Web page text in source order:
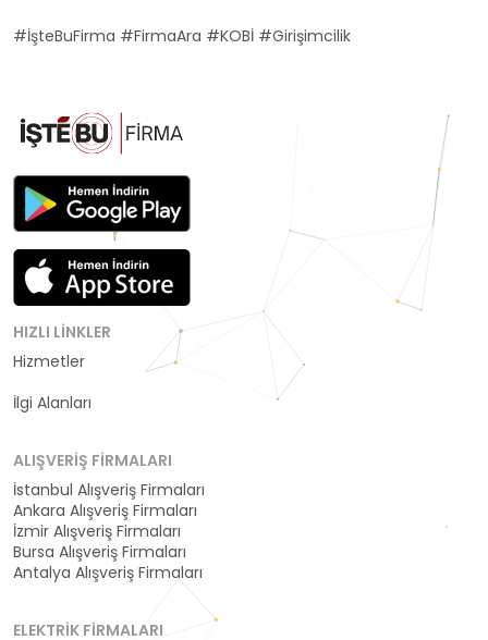
#İşteBuFirma #FirmaAra #KOBİ #Girişimcilik
HIZLI LINKLER
Hizmetler
İlgi Alanları
ALIŞVERIŞ FIRMALARI
İstanbul Alışveriş Firmaları
Ankara Alışveriş Firmaları
İzmir Alışveriş Firmaları
Bursa Alışveriş Firmaları
Antalya Alışveriş Firmaları
ELEKTRIK FIRMALARI